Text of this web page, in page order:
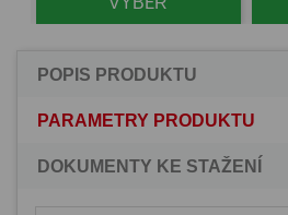
POPIS PRODUKTU
PARAMETRY PRODUKTU
DOKUMENTY KE STAŽENÍ